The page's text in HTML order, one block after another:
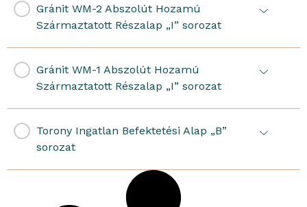
Gránit WM-2 Abszolút Hozamú
Származtatott Részalap „I” sorozat
Gránit WM-1 Abszolút Hozamú
Származtatott Részalap „I” sorozat
Torony Ingatlan Befektetési Alap „B”
sorozat